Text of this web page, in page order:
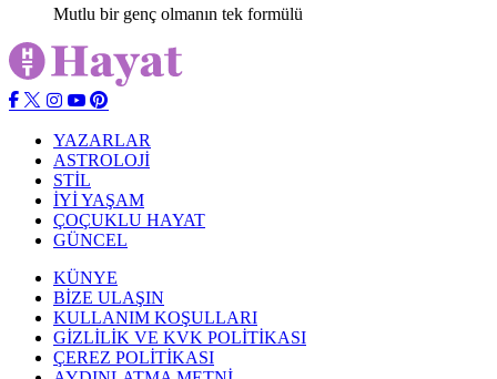
Mutlu bir genç olmanın tek formülü
YAZARLAR
ASTROLOJİ
STİL
İYİ YAŞAM
ÇOÇUKLU HAYAT
GÜNCEL
KÜNYE
BİZE ULAŞIN
KULLANIM KOŞULLARI
GİZLİLİK VE KVK POLİTİKASI
ÇEREZ POLİTİKASI